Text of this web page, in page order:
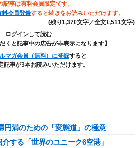
記事は有料会員限定です。
料会員登録すると続きをお読みいただけます。
(残り1,370文字／全文1,511文字)
ログインして読む
くと記事中の広告が非表示になります】
マガ会員（無料）に登録すると
記事が3本お読みいただけます。
円満のための「変態道」の極意
する「世界のユニーク6空港」